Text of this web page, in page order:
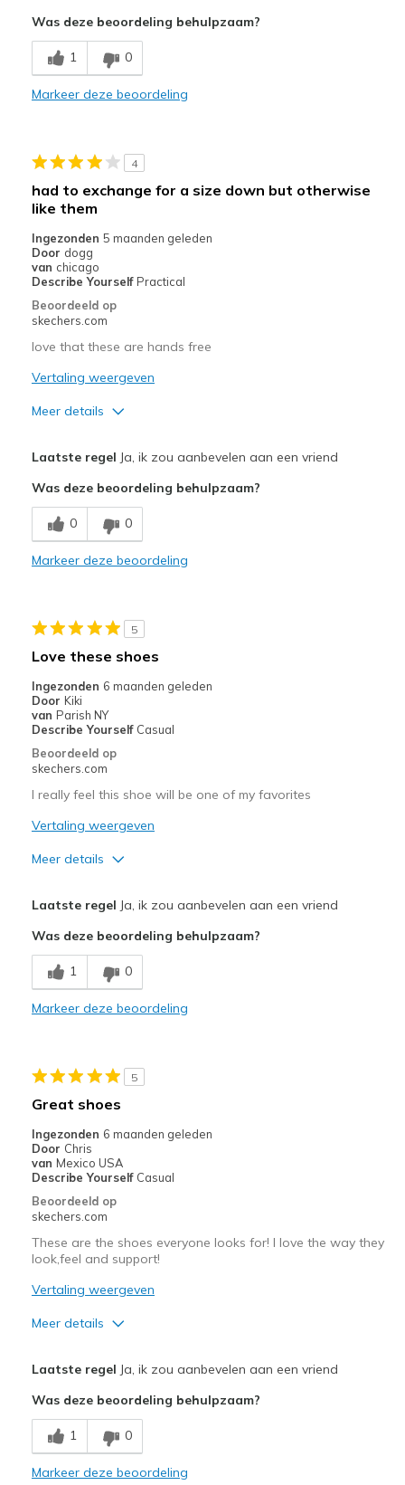
Breathe Well
Stylish
Going Out
Travel
Width
Feels true to width
Sizing
Was deze beoordeling behulpzaam?
1 0
Markeer deze beoordeling
4
had to exchange for a size down but otherwise
like them
Ingezonden 5 maanden geleden
Door dogg
van chicago
Describe Yourself Practical
Beoordeeld op
skechers.com
love that these are hands free
Vertaling weergeven
Meer details
Width
Sizing
View On Shoes
I'm Into Shoes
Laatste regel Ja, ik zou aanbevelen aan een vriend
Was deze beoordeling behulpzaam?
0 0
Markeer deze beoordeling
5
Love these shoes
Ingezonden 6 maanden geleden
Door Kiki
van Parish NY
Describe Yourself Casual
Beoordeeld op
skechers.com
I really feel this shoe will be one of my favorites
Vertaling weergeven
Meer details
Breathe Well
Comfortable
Beste toepassingen
Going Out
Travel
Width
Feels true to width
Sizing
Feels true to size
Laatste regel Ja, ik zou aanbevelen aan een vriend
Was deze beoordeling behulpzaam?
1 0
Markeer deze beoordeling
5
Great shoes
Ingezonden 6 maanden geleden
Door Chris
van Mexico USA
Describe Yourself Casual
Beoordeeld op
skechers.com
These are the shoes everyone looks for! I love the way they
look,feel and support!
Vertaling weergeven
Meer details
Breathe Well
Comfortable
Laatste regel Ja, ik zou aanbevelen aan een vriend
Was deze beoordeling behulpzaam?
1 0
Markeer deze beoordeling